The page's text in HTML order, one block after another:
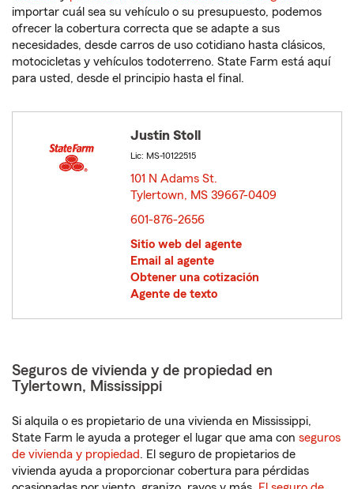
importar cuál sea su vehículo o su presupuesto, podemos
ofrecer la cobertura correcta que se adapte a sus
necesidades, desde carros de uso cotidiano hasta clásicos,
motocicletas y vehículos todoterreno. State Farm está aquí
para usted, desde el principio hasta el final.
Justin Stoll
Lic: MS-10122515
101 N Adams St.
Tylertown, MS 39667-0409
601-876-2656
Sitio web del agente
Email al agente
Obtener una cotización
Agente de texto
Seguros de vivienda y de propiedad en
Tylertown, Mississippi
Si alquila o es propietario de una vivienda en Mississippi,
State Farm le ayuda a proteger el lugar que ama con seguros
de vivienda y propiedad. El seguro de propietarios de
vivienda ayuda a proporcionar cobertura para pérdidas